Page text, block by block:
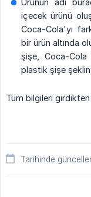
içecek ürünü
Coca-Cola'yı
bir ürün altında
şişe, Coca-
plastik şişe
Tüm bilgileri
Tarihinde